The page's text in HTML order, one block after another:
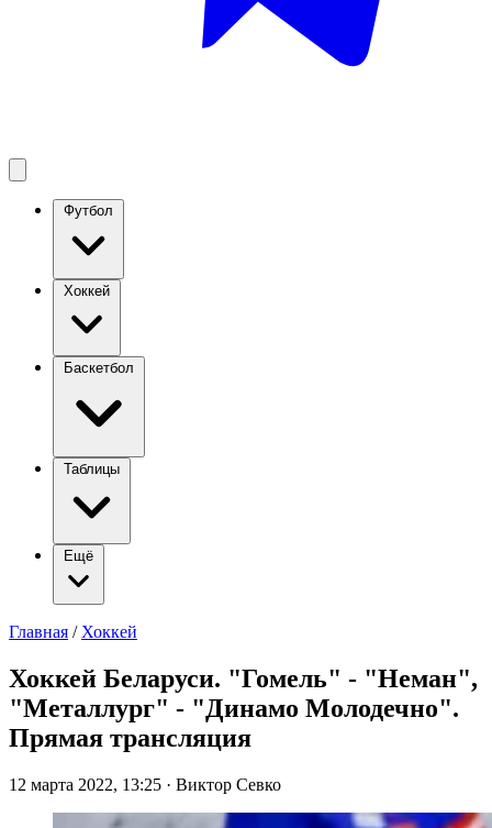
Футбол
Хоккей
Баскетбол
Таблицы
Ещё
Главная / Хоккей
Хоккей Беларуси. "Гомель" - "Неман",
"Металлург" - "Динамо Молодечно".
Прямая трансляция
12 марта 2022, 13:25 · Виктор Севко